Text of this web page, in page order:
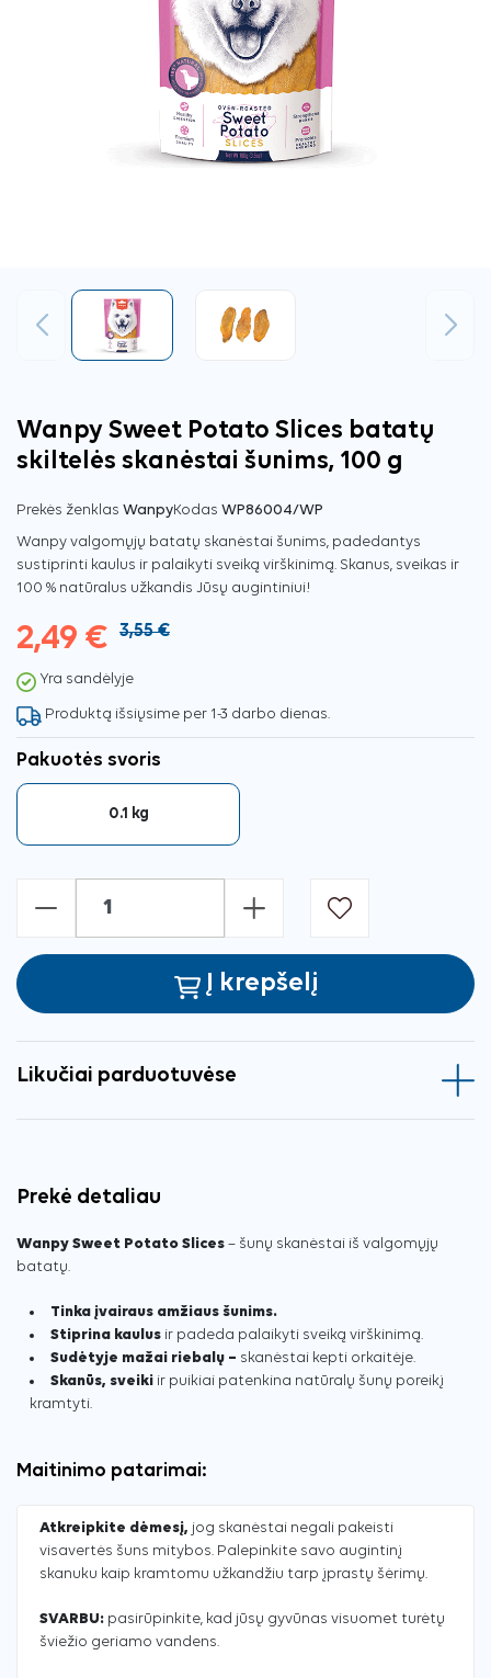
Ankstesnis Tęsti
Wanpy Sweet Potato Slices batatų
skiltelės skanėstai šunims, 100 g
Prekės ženklas WanpyKodas WP86004/WP
Wanpy valgomųjų batatų skanėstai šunims, padedantys
sustiprinti kaulus ir palaikyti sveiką virškinimą. Skanus, sveikas ir
100 % natūralus užkandis Jūsų augintiniui!
2,49 € 3,55 €
Yra sandėlyje
Produktą išsiųsime per 1-3 darbo dienas.
Pakuotės svoris
0.1 kg
- +
Į krepšelį
Likučiai parduotuvėse
Prekė detaliau
Wanpy Sweet Potato Slices – šunų skanėstai iš valgomųjų
batatų.
Tinka įvairaus amžiaus šunims.
Stiprina kaulus ir padeda palaikyti sveiką virškinimą.
Sudėtyje mažai riebalų – skanėstai kepti orkaitėje.
Skanūs, sveiki ir puikiai patenkina natūralų šunų poreikį
kramtyti.
Maitinimo patarimai:
Atkreipkite dėmesį, jog skanėstai negali pakeisti
visavertės šuns mitybos. Palepinkite savo augintinį
skanuku kaip kramtomu užkandžiu tarp įprastų šėrimų.
SVARBU: pasirūpinkite, kad jūsų gyvūnas visuomet turėtų
šviežio geriamo vandens.